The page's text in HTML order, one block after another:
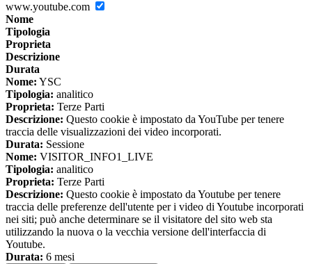
www.youtube.com
Nome
Tipologia
Proprieta
Descrizione
Durata
Nome: YSC
Tipologia: analitico
Proprieta: Terze Parti
Descrizione: Questo cookie è impostato da YouTube per tenere
traccia delle visualizzazioni dei video incorporati.
Durata: Sessione
Nome: VISITOR_INFO1_LIVE
Tipologia: analitico
Proprieta: Terze Parti
Descrizione: Questo cookie è impostato da Youtube per tenere
traccia delle preferenze dell'utente per i video di Youtube incorporati
nei siti; può anche determinare se il visitatore del sito web sta
utilizzando la nuova o la vecchia versione dell'interfaccia di
Youtube.
Durata: 6 mesi